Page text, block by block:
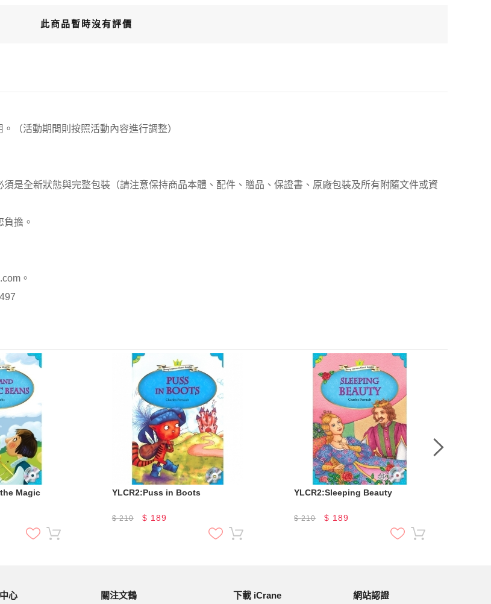
此商品暫時沒有評價
（活動期間則按照活動內容進行調整）
是全新狀態與完整包裝（請注意保持商品本體、配件、贈品、保證書、原廠包裝及所有附隨文件或資
擔。
。
Magic
YLCR2:Puss in Boots
$210 $ 189
YLCR2:Sleeping Beauty
$210 $ 189
心 關注文鶴 下載 iCrane 網站認證